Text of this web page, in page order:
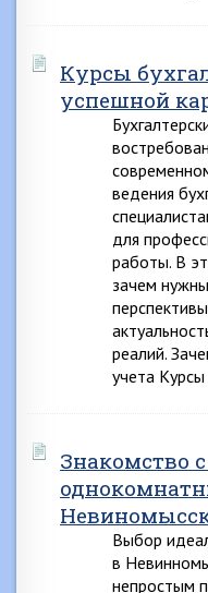
Курсы
успешной
ведения
для
работы. В
зачем
реалий.
учета Курсы
Знакомство
Выбор
в
непростым